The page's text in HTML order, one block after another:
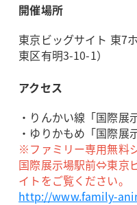
開催場所
東京ビッグサイト 東7
東区有明3-10-1）
アクセス
・りんかい線「国際展
・ゆりかもめ「国際展
※ファミリー専用無料
国際展示場駅前⇔東京
イトをご覧ください。
http://www.family-